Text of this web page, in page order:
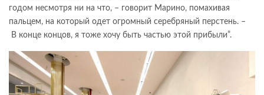
годом несмотря ни на что, – говорит Марино, помахивая
пальцем, на который одет огромный серебряный перстень. –
В конце концов, я тоже хочу быть частью этой прибыли”.